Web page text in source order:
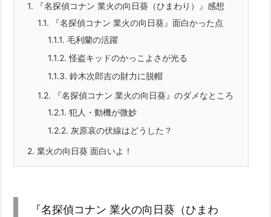
1. 『名探偵コナン 業火の向日葵（ひまわり）』感想
1.1. 『名探偵コナン 業火の向日葵』面白かった点
1.1.1. 毛利蘭の活躍
1.1.2. 怪盗キッドのかっこよさが光る
1.1.3. 鈴木次郎吉の財力に脱帽
1.2. 『名探偵コナン 業火の向日葵』のダメなところ
1.2.1. 犯人・動機が微妙
1.2.2. 灰原哀の伏線はどうした？
2. 業火の向日葵 面白いよ！
『名探偵コナン 業火の向日葵（ひまわ